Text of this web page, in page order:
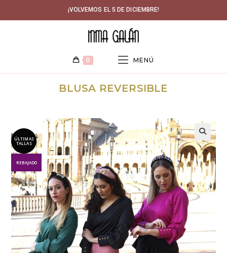
¡VOLVEMOS EL 5 DE DICIEMBRE!
0 MENÚ
BLUSA REVERSIBLE
🔍
ÚLTIMAS
TALLAS
REBAJADO